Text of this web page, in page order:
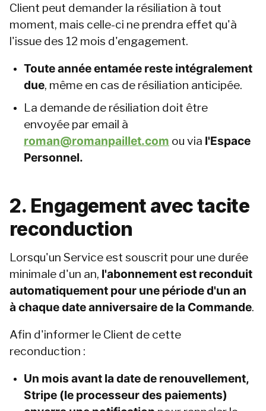
Client peut demander la résiliation à tout
moment, mais celle-ci ne prendra effet qu'à
l'issue des 12 mois d'engagement.
Toute année entamée reste intégralement
due, même en cas de résiliation anticipée.
La demande de résiliation doit être
envoyée par email à
roman@romanpaillet.com ou via l'Espace
Personnel.
2. Engagement avec tacite
reconduction
Lorsqu'un Service est souscrit pour une durée
minimale d'un an, l'abonnement est reconduit
automatiquement pour une période d'un an
à chaque date anniversaire de la Commande.
Afin d'informer le Client de cette
reconduction :
Un mois avant la date de renouvellement,
Stripe (le processeur des paiements)